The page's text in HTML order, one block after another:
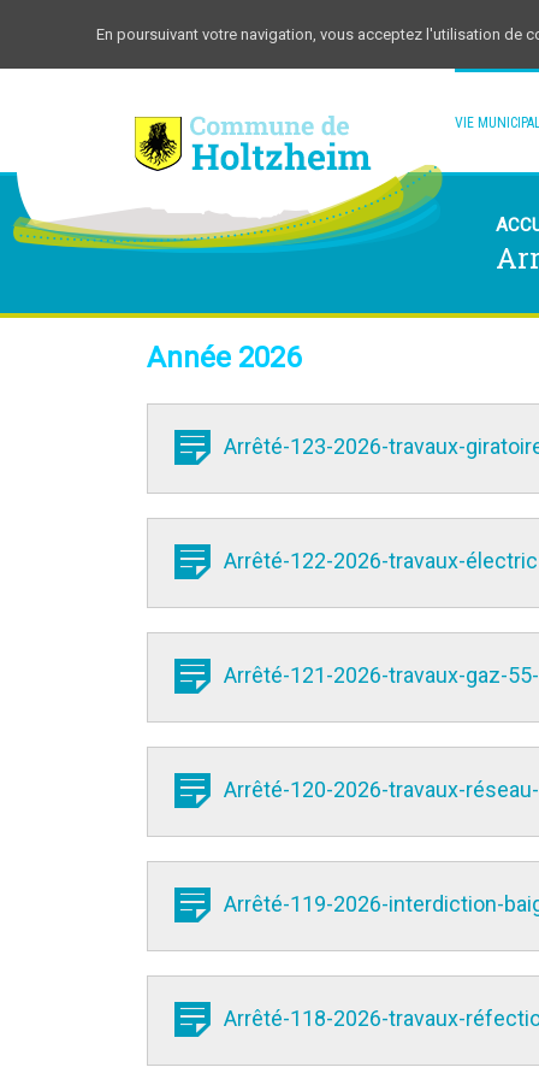
VIE
Année 2026
Arrêté-123-2026-travaux-
Arrêté-122-2026-travaux-
Arrêté-121-2026-travaux-gaz-
Arrêté-120-2026-travaux-
Arrêté-119-2026-interdiction-
Arrêté-118-2026-travaux-
En poursuivant votre navigation, vous acceptez l'utilisation de